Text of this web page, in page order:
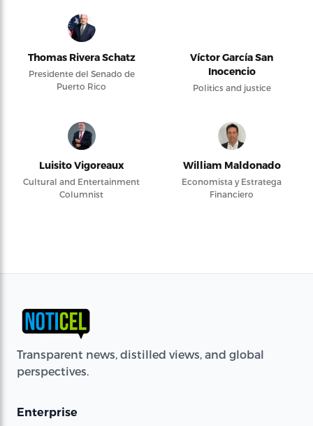
Thomas Rivera Schatz
Presidente del Senado de
Puerto Rico
Víctor García San
Inocencio
Politics and justice
Luisito Vigoreaux
Cultural and Entertainment
Columnist
William Maldonado
Economista y Estratega
Financiero
Transparent news, distilled views, and global
perspectives.
Enterprise